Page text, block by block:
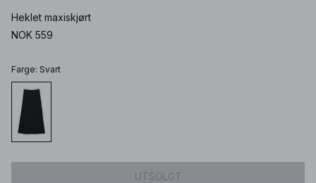
Heklet maxiskjørt
NOK 559
Farge: Svart
UTSOLGT